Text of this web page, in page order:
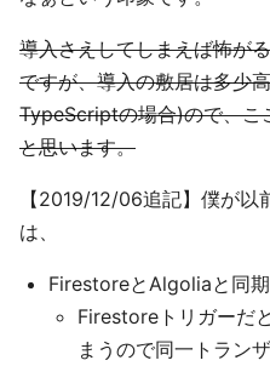
導入さえしてしまえば怖が
ですが、導入の敷居は多少
TypeScriptの場合)ので、こ
と思います。
【2019/12/06追記】僕が
は、
FirestoreとAlgoliaと同
Firestoreトリガーだ
まうので同一トラン